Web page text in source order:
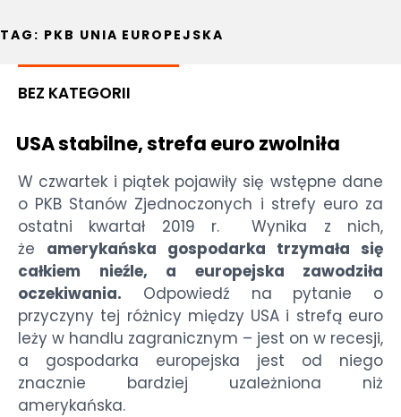
TAG: PKB UNIA EUROPEJSKA
BEZ KATEGORII
USA stabilne, strefa euro zwolniła
W czwartek i piątek pojawiły się wstępne dane
o PKB Stanów Zjednoczonych i strefy euro za
ostatni kwartał 2019 r. Wynika z nich,
że amerykańska gospodarka trzymała się
całkiem nieźle, a europejska zawodziła
oczekiwania. Odpowiedź na pytanie o
przyczyny tej różnicy między USA i strefą euro
leży w handlu zagranicznym – jest on w recesji,
a gospodarka europejska jest od niego
znacznie bardziej uzależniona niż
amerykańska.